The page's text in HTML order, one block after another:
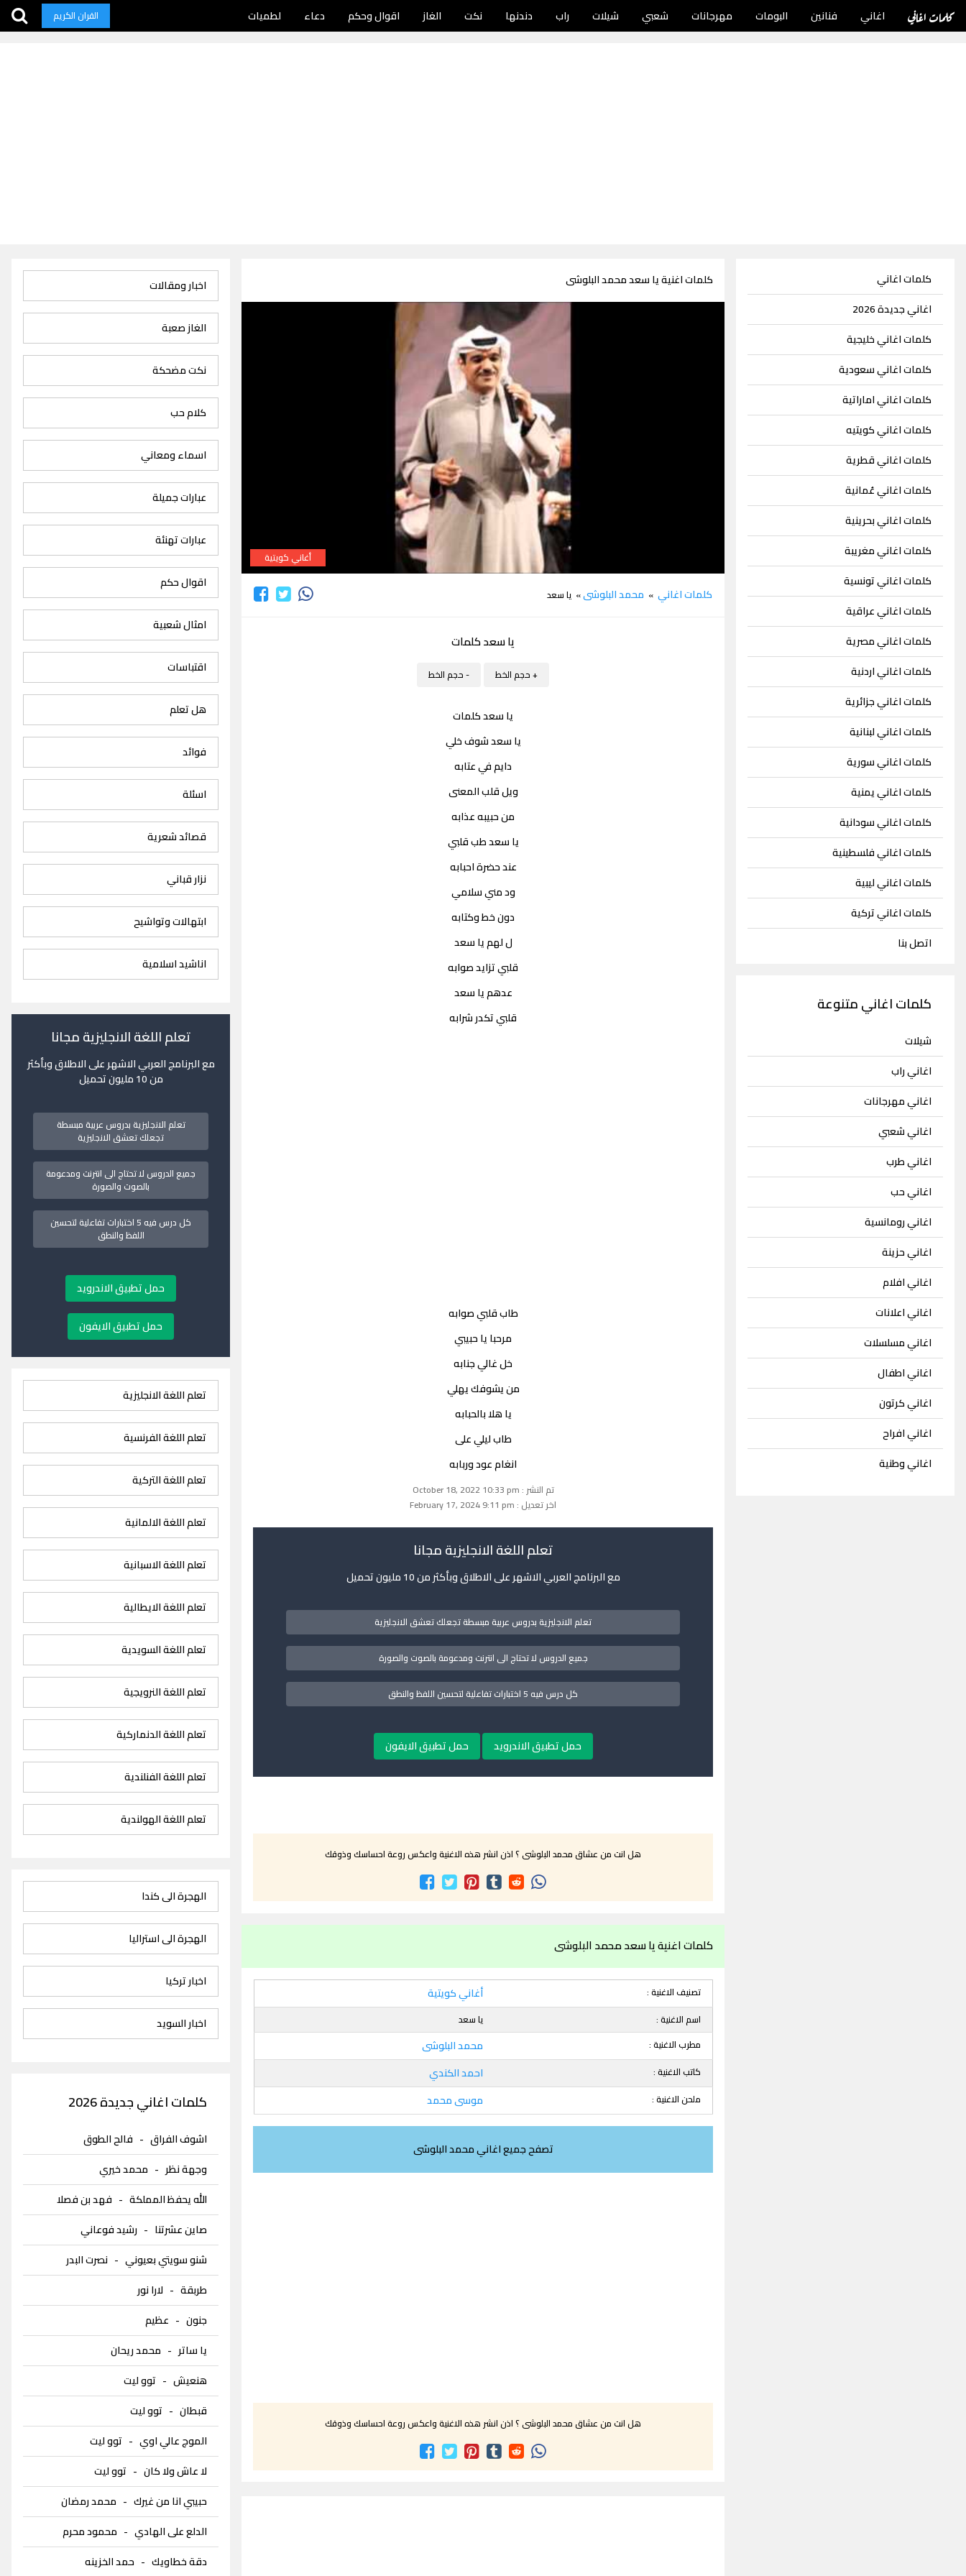
كلمات اغاني اغاني فنانين البومات مهرجانات شعبي شيلات راب دندنها نكت الغاز اقوال وحكم دعاء لطميات القران الكريم
كلمات اغاني
اغاني جديدة 2026
كلمات اغاني خليجية
كلمات اغاني سعودية
كلمات اغاني اماراتية
كلمات اغاني كويتيه
كلمات اغاني قطرية
كلمات اغاني عُمانية
كلمات اغاني بحرينية
كلمات اغاني مغريبة
كلمات اغاني تونسية
كلمات اغاني عراقية
كلمات اغاني مصرية
كلمات اغاني اردنية
كلمات اغاني جزائرية
كلمات اغاني لبنانية
كلمات اغاني سورية
كلمات اغاني يمنية
كلمات اغاني سودانية
كلمات اغاني فلسطينية
كلمات اغاني ليبية
كلمات اغاني تركية
اتصل بنا
كلمات اغاني متنوعة
شيلات
اغاني راب
اغاني مهرجانات
اغاني شعبي
اغاني طرب
اغاني حب
اغاني رومانسية
اغاني حزينة
اغاني افلام
اغاني اعلانات
اغاني مسلسلات
اغاني اطفال
اغاني كرتون
اغاني افراح
اغاني وطنية
كلمات اغنية يا سعد محمد البلوشى
أغاني كويتية
كلمات اغاني » محمد البلوشى» يا سعد
يا سعد كلمات
+ حجم الخط - حجم الخط
يا سعد كلمات
يا سعد شوف خلي
دايم في عتابه
ويل قلب المعنى
من حبيبه عذابه
يا سعد طب قلبي
عند حضرة احبابه
ود مني سلامي
دون خط وكتابه
ل لهم يا سعد
قلبي تزايد صوابه
عدهم يا سعد
قلبي تكدر شرابه
طاب قلبي صوابه
مرحبا يا حبيبي
خل غالي جنابه
من يشوفك يهلي
يا هلا بالحبابه
طاب ليلي على
انغام عود وربابه
تم النشر : October 18, 2022 10:33 pm
اخر تعديل : February 17, 2024 9:11 pm
تعلم اللغة الانجليزية مجانا
مع البرنامج العربي الاشهر على الاطلاق وبأكثر من 10 مليون تحميل
تعلم الانجليزية بدروس عربية مبسطة تجعلك تعشق الانجليزية
جميع الدروس لا تحتاج الى انترنت ومدعومة بالصوت والصورة
كل درس فيه 5 اختبارات تفاعلية لتحسين اللفظ والنطق
حمل تطبيق الاندرويد حمل تطبيق الايفون
هل انت من عشاق محمد البلوشى ؟ اذن انشر هذه الاغنية واعكس روعة احساسك وذوقك
كلمات اغنية يا سعد محمد البلوشى
تصنيف الاغنية : أغاني كويتية
اسم الاغنية :
يا سعد
مطرب الاغنية :
محمد البلوشى
كاتب الاغنية : احمد الكندي
ملحن الاغنية : موسى محمد
تصفح جميع اغاني محمد البلوشى
هل انت من عشاق محمد البلوشى ؟ اذن انشر هذه الاغنية واعكس روعة احساسك وذوقك
اخبار ومقالات
الغاز صعبة
نكت مضحكة
كلام حب
اسماء ومعاني
عبارات جميلة
عبارات تهنئة
اقوال حكم
امثال شعبية
اقتباسات
هل تعلم
فوائد
اسئلة
قصائد شعرية
نزار قباني
ابتهالات وتواشيح
اناشيد اسلامية
تعلم اللغة الانجليزية مجانا
مع البرنامج العربي الاشهر على الاطلاق وبأكثر
من 10 مليون تحميل
تعلم الانجليزية بدروس عربية مبسطة
تجعلك تعشق الانجليزية
جميع الدروس لا تحتاج الى انترنت ومدعومة
بالصوت والصورة
كل درس فيه 5 اختبارات تفاعلية لتحسين
اللفظ والنطق
حمل تطبيق الاندرويد
حمل تطبيق الايفون
تعلم اللغة الانجليزية
تعلم اللغة الفرنسية
تعلم اللغة التركية
تعلم اللغة الالمانية
تعلم اللغة الاسبانية
تعلم اللغة الايطالية
تعلم اللغة السويدية
تعلم اللغة النرويجية
تعلم اللغة الدنماركية
تعلم اللغة الفنلندية
تعلم اللغة الهولندية
الهجرة الى كندا
الهجرة الى استراليا
اخبار تركيا
اخبار السويد
كلمات اغاني جديدة 2026
اشوف الفراق- فالح الطوق
وجهة نظر - محمد خيري
الله يحفظ المملكة- فهد بن فصلا
صاين عشرتنا - رشيد فوعاني
شنو سويتي بعيوني- نصرت البدر
طربقة- لارا نور
جنون- عظيم
يا ساتر - محمد ريحان
هنعيش- توو ليت
قبطان- توو ليت
الموج عالي اوي- توو ليت
لا عاش ولا كان- توو ليت
حبيبي انا من غيرك- محمد رمضان
الدلع على الهادي- محمود محرم
دقة خطاويك- حمد الخزينه